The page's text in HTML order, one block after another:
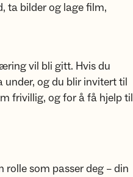
ta bilder og lage film,
vil bli gitt. Hvis du
under, og du blir invitert til
frivillig, og for å få hjelp til
som passer deg – din